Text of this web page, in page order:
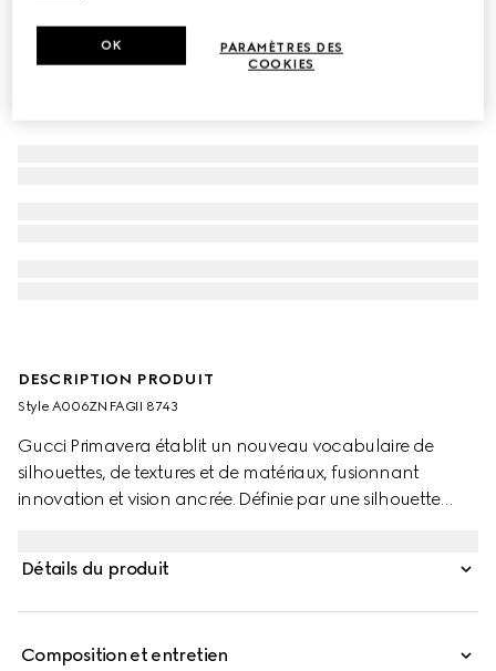
DESCRIPTION PRODUIT
Style ‎A006ZN FAGII 8743
Gucci Primavera établit un nouveau vocabulaire de
silhouettes, de textures et de matériaux, fusionnant
innovation et vision ancrée. Définie par une silhouette
Confectionné en toile GG enduite avec des finitions ton
porté épaule ou croisé polyvalent.
Détails du produit
Composition et entretien
PARAMÈTRES DES
COOKIES
OK